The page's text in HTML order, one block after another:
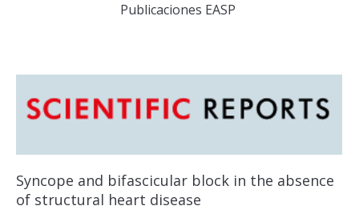
Publicaciones EASP
Syncope and bifascicular block in the absence
of structural heart disease